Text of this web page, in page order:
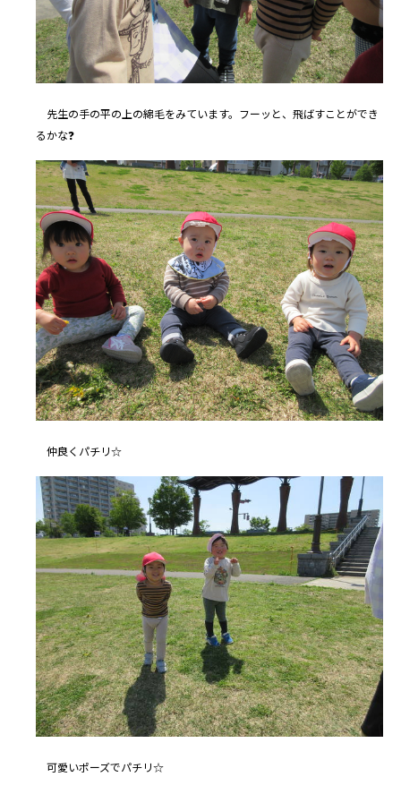
先生の手の平の上の綿毛をみています。フーッと、飛ばすことができ
るかな❓️
仲良くパチリ☆
可愛いポーズでパチリ☆